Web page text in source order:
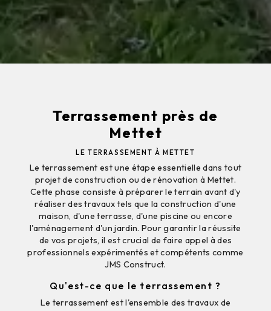
Terrassement près de
Mettet
LE TERRASSEMENT À METTET
Le terrassement est une étape essentielle dans tout
projet de construction ou de rénovation à Mettet.
Cette phase consiste à préparer le terrain avant d'y
réaliser des travaux tels que la construction d'une
maison, d'une terrasse, d'une piscine ou encore
l'aménagement d'un jardin. Pour garantir la réussite
de vos projets, il est crucial de faire appel à des
professionnels expérimentés et compétents comme
JMS Construct.
Qu'est-ce que le terrassement ?
Le terrassement est l'ensemble des travaux de